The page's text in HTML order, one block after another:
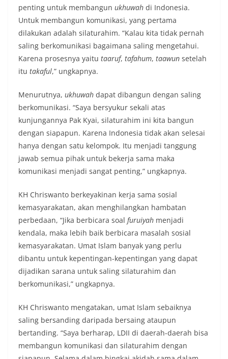
penting untuk membangun ukhuwah di Indonesia.
Untuk membangun komunikasi, yang pertama
dilakukan adalah silaturahim. “Kalau kita tidak pernah
saling berkomunikasi bagaimana saling mengetahui.
Karena prosesnya yaitu taaruf, tafahum, taawun setelah
itu takaful,” ungkapnya.
Menurutnya, ukhuwah dapat dibangun dengan saling
berkomunikasi. “Saya bersyukur sekali atas
kunjungannya Pak Kyai, silaturahim ini kita bangun
dengan siapapun. Karena Indonesia tidak akan selesai
hanya dengan satu kelompok. Itu menjadi tanggung
jawab semua pihak untuk bekerja sama maka
komunikasi menjadi sangat penting,” ungkapnya.
KH Chriswanto berkeyakinan kerja sama sosial
kemasyarakatan, akan menghilangkan hambatan
perbedaan, “Jika berbicara soal furuiyah menjadi
kendala, maka lebih baik berbicara masalah sosial
kemasyarakatan. Umat Islam banyak yang perlu
dibantu untuk kepentingan-kepentingan yang dapat
dijadikan sarana untuk saling silaturahim dan
berkomunikasi,” ungkapnya.
KH Chriswanto mengatakan, umat Islam sebaiknya
saling bersanding daripada bersaing ataupun
bertanding. “Saya berharap, LDII di daerah-daerah bisa
membangun komunikasi dan silaturahim dengan